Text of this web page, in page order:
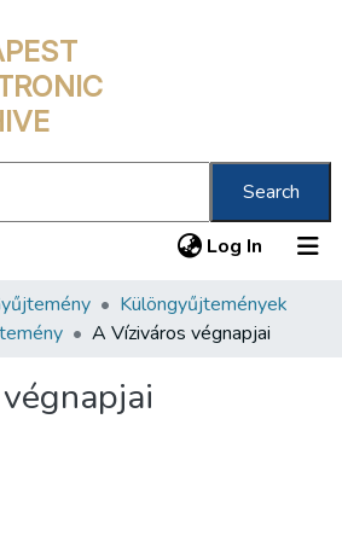
Search
Log In (current)
Különgyűjtemények
A Víziváros végnapjai